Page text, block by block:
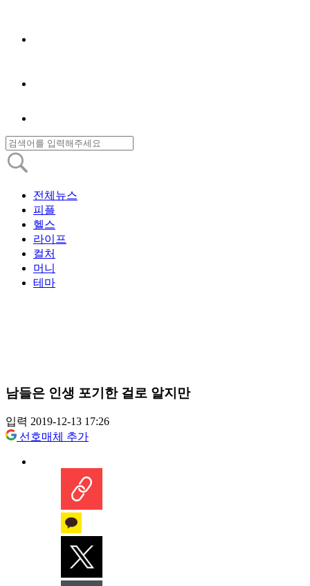
전체뉴스
피플
헬스
라이프
컬처
머니
테마
남들은 인생 포기한 걸로 알지만
입력 2019-12-13 17:26
선호매체 추가